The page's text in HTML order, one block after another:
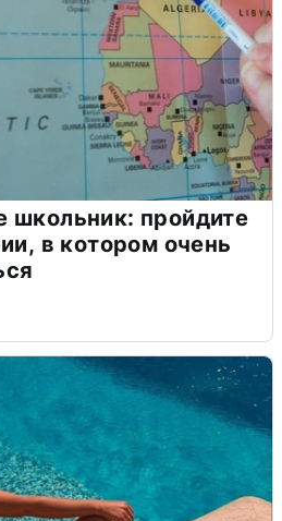
школьник: пройдите
в котором очень